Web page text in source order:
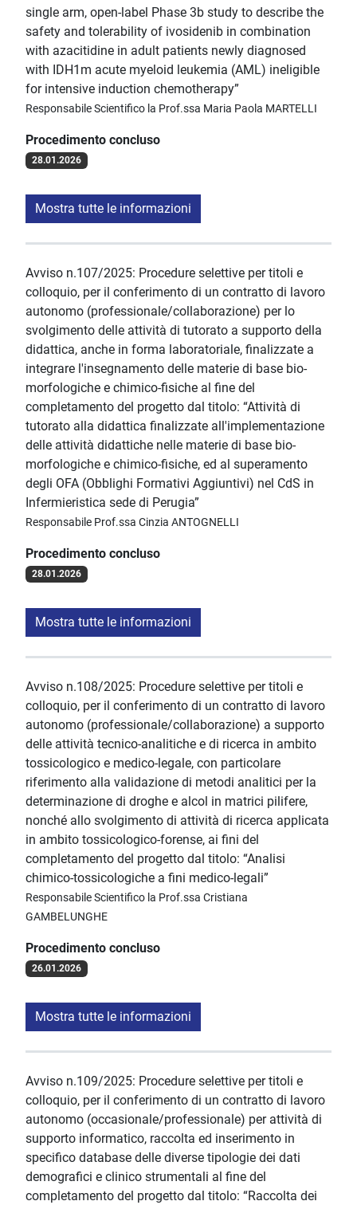
single arm, open-label Phase 3b study to describe the
safety and tolerability of ivosidenib in combination
with azacitidine in adult patients newly diagnosed
with IDH1m acute myeloid leukemia (AML) ineligible
for intensive induction chemotherapy”
Responsabile Scientifico la Prof.ssa Maria Paola MARTELLI
Procedimento concluso
28.01.2026
Mostra tutte le informazioni
Avviso n.107/2025: Procedure selettive per titoli e
colloquio, per il conferimento di un contratto di lavoro
autonomo (professionale/collaborazione) per lo
svolgimento delle attività di tutorato a supporto della
didattica, anche in forma laboratoriale, finalizzate a
integrare l'insegnamento delle materie di base bio-
morfologiche e chimico-fisiche al fine del
completamento del progetto dal titolo: “Attività di
tutorato alla didattica finalizzate all'implementazione
delle attività didattiche nelle materie di base bio-
morfologiche e chimico-fisiche, ed al superamento
degli OFA (Obblighi Formativi Aggiuntivi) nel CdS in
Infermieristica sede di Perugia”
Responsabile Prof.ssa Cinzia ANTOGNELLI
Procedimento concluso
28.01.2026
Mostra tutte le informazioni
Avviso n.108/2025: Procedure selettive per titoli e
colloquio, per il conferimento di un contratto di lavoro
autonomo (professionale/collaborazione) a supporto
delle attività tecnico-analitiche e di ricerca in ambito
tossicologico e medico-legale, con particolare
riferimento alla validazione di metodi analitici per la
determinazione di droghe e alcol in matrici pilifere,
nonché allo svolgimento di attività di ricerca applicata
in ambito tossicologico-forense, ai fini del
completamento del progetto dal titolo: “Analisi
chimico-tossicologiche a fini medico-legali”
Responsabile Scientifico la Prof.ssa Cristiana
GAMBELUNGHE
Procedimento concluso
26.01.2026
Mostra tutte le informazioni
Avviso n.109/2025: Procedure selettive per titoli e
colloquio, per il conferimento di un contratto di lavoro
autonomo (occasionale/professionale) per attività di
supporto informatico, raccolta ed inserimento in
specifico database delle diverse tipologie dei dati
demografici e clinico strumentali al fine del
completamento del progetto dal titolo: “Raccolta dei